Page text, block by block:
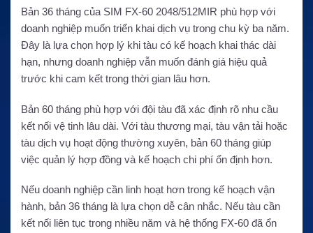
Bản 36 tháng của SIM FX-60 2048/512MIR phù hợp với
doanh nghiệp muốn triển khai dịch vụ trong chu kỳ ba năm.
Đây là lựa chọn hợp lý khi tàu có kế hoạch khai thác dài
hạn, nhưng doanh nghiệp vẫn muốn đánh giá hiệu quả
trước khi cam kết trong thời gian lâu hơn.
Bản 60 tháng phù hợp với đội tàu đã xác định rõ nhu cầu
kết nối vệ tinh lâu dài. Với tàu thương mại, tàu vận tải hoặc
tàu dịch vụ hoạt động thường xuyên, bản 60 tháng giúp
việc quản lý hợp đồng và kế hoạch chi phí ổn định hơn.
Nếu doanh nghiệp cần linh hoạt hơn trong kế hoạch vận
hành, bản 36 tháng là lựa chọn dễ cân nhắc. Nếu tàu cần
kết nối liên tục trong nhiều năm và hệ thống FX-60 đã ổn